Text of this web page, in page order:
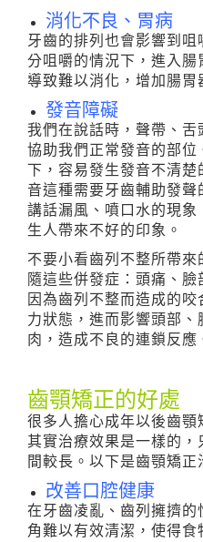
消化不良、胃病
牙齒的排列也會影響到
分咀嚼的情況下，進入腸
導致難以消化，增加腸胃
發音障礙
我們在說話時，聲帶、
協助我們正常發音的部
下，容易發生發音不清
音這種需要牙齒輔助發
講話漏風、噴口水的現
生人帶來不好的印象。
不要小看齒列不整所帶
隨這些併發症：頭痛、
因為齒列不整而造成的
力狀態，進而影響頭部
肉，造成不良的連鎖反應
齒顎矯正的好處
很多人擔心成年以後齒顎
其實治療效果是一樣的
間較長。以下是齒顎矯正
改善口腔健康
在牙齒凌亂、齒列擁擠
角難以有效清潔，使得